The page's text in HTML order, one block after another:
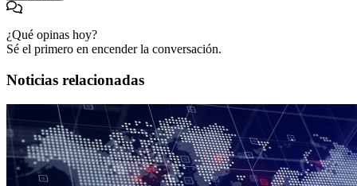
¿Qué opinas hoy?
Sé el primero en encender la conversación.
Noticias relacionadas